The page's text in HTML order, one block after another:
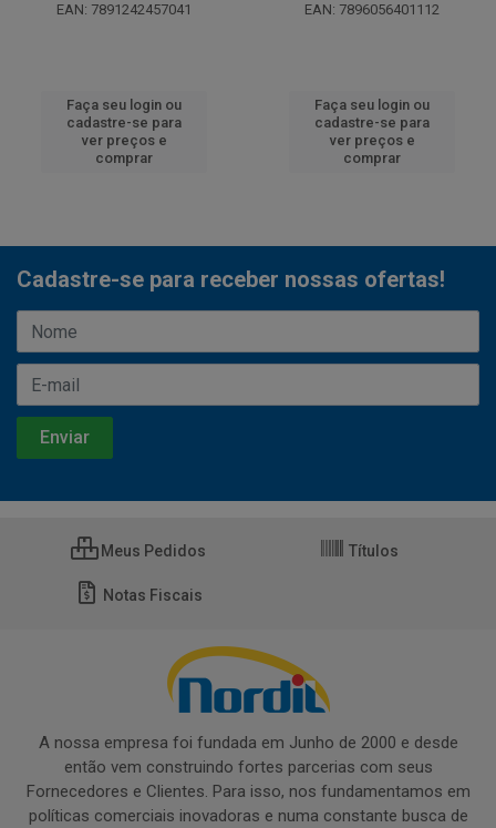
EAN: 7891242457041
Faça seu login ou
cadastre-se para
ver preços e
comprar
EAN: 7896056401112
Faça seu login ou
cadastre-se para
ver preços e
comprar
Cadastre-se para receber nossas ofertas!
Meus Pedidos Títulos
Notas Fiscais
A nossa empresa foi fundada em Junho de 2000 e desde
então vem construindo fortes parcerias com seus
Fornecedores e Clientes. Para isso, nos fundamentamos em
políticas comerciais inovadoras e numa constante busca de